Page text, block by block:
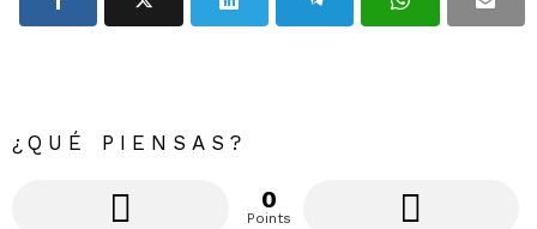
¿QUÉ PIENSAS?
0
Points